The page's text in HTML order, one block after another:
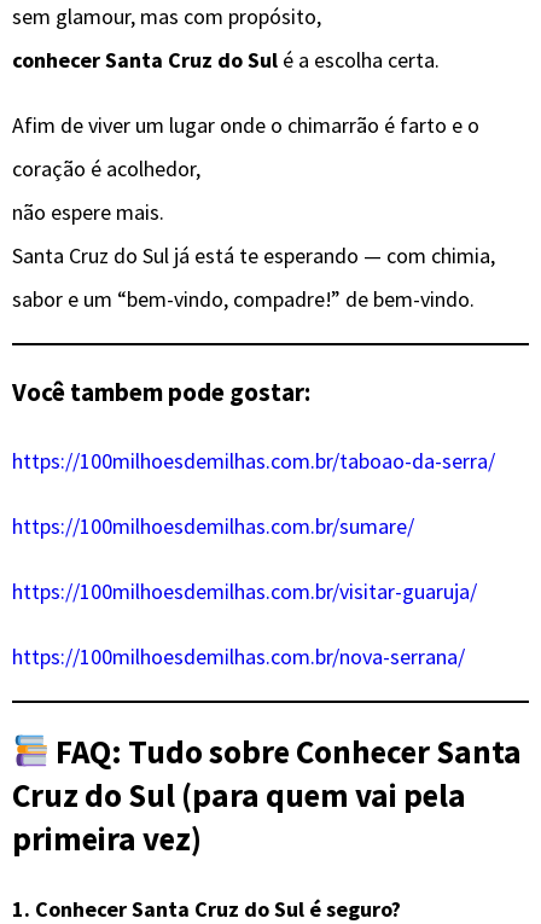
sem glamour, mas com propósito,
conhecer Santa Cruz do Sul é a escolha certa.
Afim de viver um lugar onde o chimarrão é farto e o
coração é acolhedor,
não espere mais.
Santa Cruz do Sul já está te esperando — com chimia,
sabor e um “bem-vindo, compadre!” de bem-vindo.
Você tambem pode gostar:
https://100milhoesdemilhas.com.br/taboao-da-serra/
https://100milhoesdemilhas.com.br/sumare/
https://100milhoesdemilhas.com.br/visitar-guaruja/
https://100milhoesdemilhas.com.br/nova-serrana/
FAQ: Tudo sobre Conhecer Santa
Cruz do Sul (para quem vai pela
primeira vez)
1. Conhecer Santa Cruz do Sul é seguro?